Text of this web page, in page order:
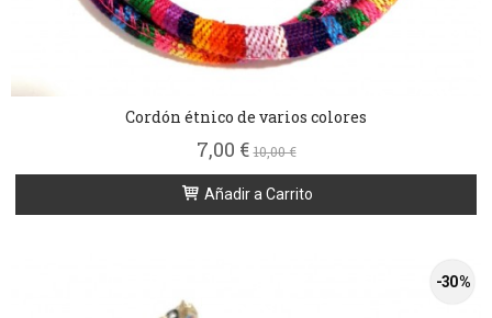
Cordón étnico de varios colores
7,00 €10,00 €
Añadir a Carrito
-30 %